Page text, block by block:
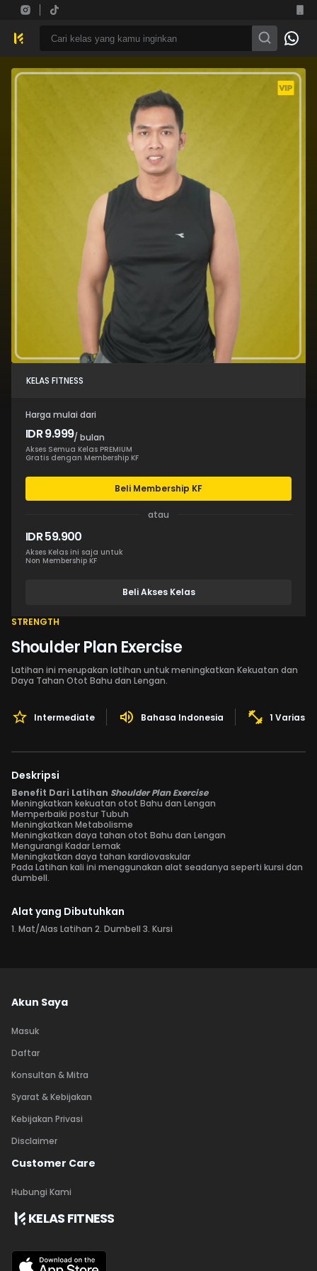
KELAS FITNESS
Harga mulai dari
IDR 9.999/ bulan
Akses Semua Kelas PREMIUM
Gratis dengan Membership KF
Beli Membership KF
atau
IDR 59.900
Akses Kelas ini saja untuk
Non Membership KF
Beli Akses Kelas
STRENGTH
Shoulder Plan Exercise
Latihan ini merupakan latihan untuk meningkatkan Kekuatan dan
Daya Tahan Otot Bahu dan Lengan.
Intermediate Bahasa Indonesia 1 Variasi
Deskripsi
Benefit Dari Latihan Shoulder Plan Exercise
Meningkatkan kekuatan otot Bahu dan Lengan
Memperbaiki postur Tubuh
Meningkatkan Metabolisme
Meningkatkan daya tahan otot Bahu dan Lengan
Mengurangi Kadar Lemak
Meningkatkan daya tahan kardiovaskular
Pada Latihan kali ini menggunakan alat seadanya seperti kursi dan
dumbell.
Alat yang Dibutuhkan
1. Mat/Alas Latihan 2. Dumbell 3. Kursi
Akun Saya
Masuk
Daftar
Konsultan & Mitra
Syarat & Kebijakan
Kebijakan Privasi
Disclaimer
Customer Care
Hubungi Kami
KELAS FITNESS